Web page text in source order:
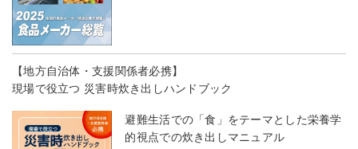
【地方自治体・支援関係者必携】
現場で役立つ 災害時炊き出しハンドブック
避難生活での「食」をテーマとした栄養学
的視点での炊き出しマニュアル